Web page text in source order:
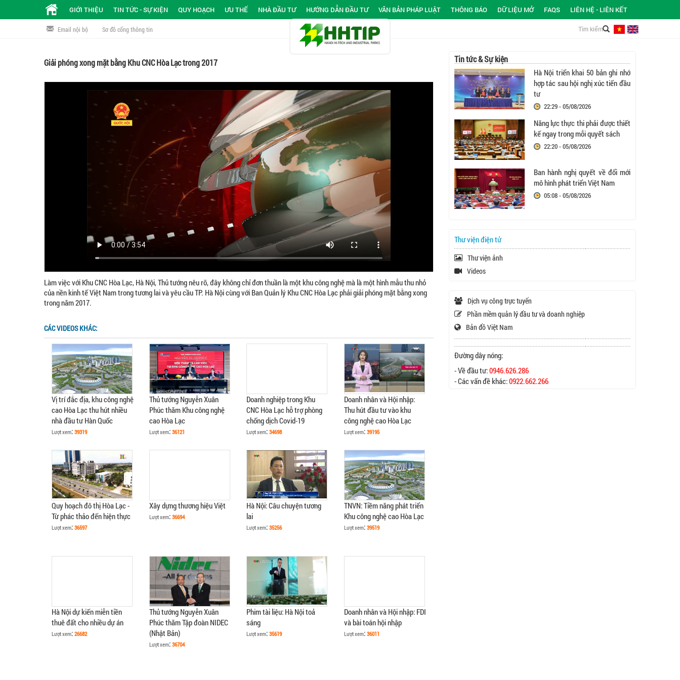
GIỚI THIỆU TIN TỨC - SỰ KIỆN QUY HOẠCH ƯU THẾ NHÀ ĐẦU TƯ HƯỚNG DẪN ĐẦU TƯ VĂN BẢN PHÁP LUẬT THÔNG BÁO DỮ LIỆU MỞ FAQS LIÊN HỆ - LIÊN KẾT
Email nội bộ Sơ đồ cổng thông tin
Giải phóng xong mặt bằng Khu CNC Hòa Lạc trong 2017
Làm việc với Khu CNC Hòa Lạc, Hà Nội, Thủ tướng nêu rõ, đây không chỉ đơn thuần là một khu công nghệ mà là một hình mẫu thu nhỏ
của nền kinh tế Việt Nam trong tương lai và yêu cầu TP. Hà Nội cùng với Ban Quản lý Khu CNC Hòa Lạc phải giải phóng mặt bằng xong
trong năm 2017.
CÁC VIDEOS KHÁC:
Vị trí đắc địa, khu công nghệ
cao Hòa Lạc thu hút nhiều
nhà đầu tư Hàn Quốc
Lượt xem: 39319
Thủ tướng Nguyễn Xuân
Phúc thăm Khu công nghệ
cao Hòa Lạc
Lượt xem: 36121
Doanh nghiệp trong Khu
CNC Hòa Lạc hỗ trợ phòng
chống dịch Covid-19
Lượt xem: 34698
Doanh nhân và Hội nhập:
Thu hút đầu tư vào khu
công nghệ cao Hòa Lạc
Lượt xem: 39195
Quy hoạch đô thị Hòa Lạc -
Từ phác thảo đến hiện thực
Lượt xem: 36597
Xây dựng thương hiệu Việt
Lượt xem: 36694
Hà Nội: Câu chuyện tương
lai
Lượt xem: 35256
TNVN: Tiềm năng phát triển
Khu công nghệ cao Hòa Lạc
Lượt xem: 39519
Hà Nội dự kiến miễn tiền
thuê đất cho nhiều dự án
Lượt xem: 26682
Thủ tướng Nguyễn Xuân
Phúc thăm Tập đoàn NIDEC
(Nhật Bản)
Lượt xem: 36704
Phim tài liệu: Hà Nội toả
sáng
Lượt xem: 35619
Doanh nhân và Hội nhập: FDI
và bài toán hội nhập
Lượt xem: 36011
Tin tức & Sự kiện
Hà Nội triển khai 50 bản ghi nhớ
hợp tác sau hội nghị xúc tiến đầu
tư
22:29 - 05/08/2026
Năng lực thực thi phải được thiết
kế ngay trong mỗi quyết sách
22:20 - 05/08/2026
Ban hành nghị quyết về đổi mới
mô hình phát triển Việt Nam
05:08 - 05/08/2026
Thư viện điện tử
Thư viện ảnh
Videos
Dịch vụ công trực tuyến
Phần mềm quản lý đầu tư và doanh nghiệp
Bản đồ Việt Nam
Đường dây nóng:
- Về đầu tư:0946.626.286
- Các vấn đề khác:0922.662.266